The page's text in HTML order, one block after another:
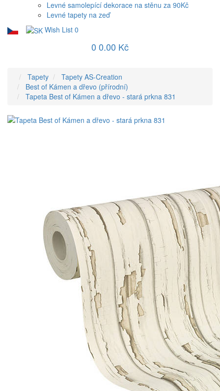
Levné samolepící dekorace na stěnu za 90Kč
Levné tapety na zeď
Wish List 0
0 0.00 Kč
Tapety
Tapety AS-Creation
Best of Kámen a dřevo (přírodní)
Tapeta Best of Kámen a dřevo - stará prkna 831